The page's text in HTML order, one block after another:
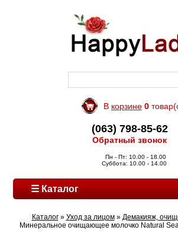
В корзине 0
(063) 798-85-62
Обратный звонок
Пн - Пт: 10.00 - 18.00
Суббота: 10.00 - 14.00
☰ Каталог
Каталог» Уход за лицом» Демакияж,
Минеральное очищающее молочко Natural